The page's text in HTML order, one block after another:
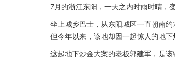
7月的浙江东阳，一天之内时雨时晴，
坐上城乡巴士，从东阳城区一直朝南
但今年以来，该地却因一起惊人的地下
这起地下炒金大案的老板郭建军，是该